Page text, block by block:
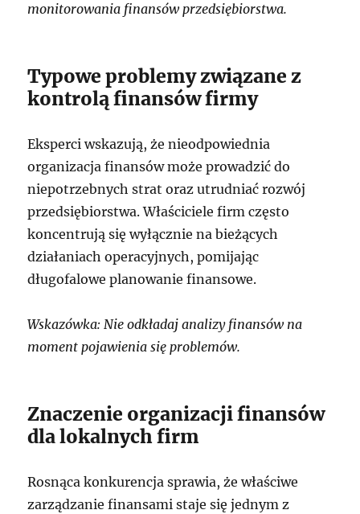
monitorowania finansów przedsiębiorstwa.
Typowe problemy związane z
kontrolą finansów firmy
Eksperci wskazują, że nieodpowiednia
organizacja finansów może prowadzić do
niepotrzebnych strat oraz utrudniać rozwój
przedsiębiorstwa. Właściciele firm często
koncentrują się wyłącznie na bieżących
działaniach operacyjnych, pomijając
długofalowe planowanie finansowe.
Wskazówka: Nie odkładaj analizy finansów na
moment pojawienia się problemów.
Znaczenie organizacji finansów
dla lokalnych firm
Rosnąca konkurencja sprawia, że właściwe
zarządzanie finansami staje się jednym z